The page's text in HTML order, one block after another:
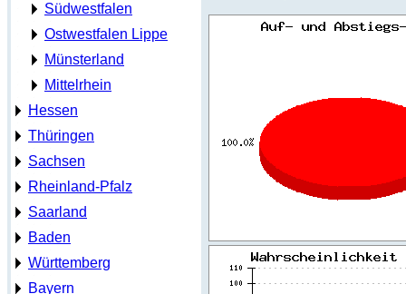
Südwestfalen
Ostwestfalen Lippe
Münsterland
Mittelrhein
Hessen
Thüringen
Sachsen
Rheinland-Pfalz
Saarland
Baden
Württemberg
Bayern